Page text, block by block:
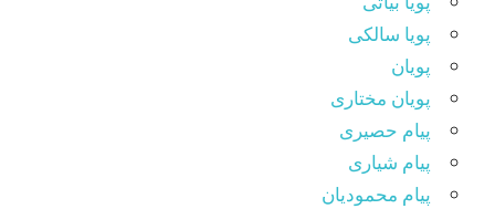
پویا سالکی
پویان
پویان مختاری
پیام حصیری
پیام شیاری
پیام محمودیان